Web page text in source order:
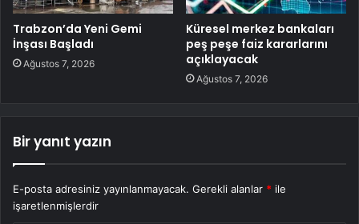
Trabzon’da Yeni Gemi
İnşası Başladı
Ağustos 7, 2026
Küresel merkez bankaları
peş peşe faiz kararlarını
açıklayacak
Ağustos 7, 2026
Bir yanıt yazın
E-posta adresiniz yayınlanmayacak. Gerekli alanlar * ile
işaretlenmişlerdir